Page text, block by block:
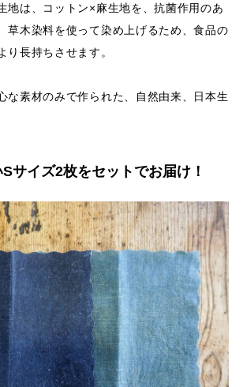
地は、コットン×麻生地を、抗菌作用のあ
草木染料を使って染め上げるため、食品の
り長持ちさせます。
な素材のみで作られた、自然由来、日本生
サイズ2枚をセットでお届け！